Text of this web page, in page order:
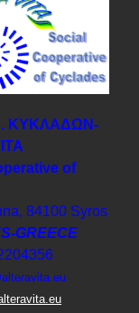
ΚΥΚΛΑΔΩΝ-
of
84100 Syros
GREECE